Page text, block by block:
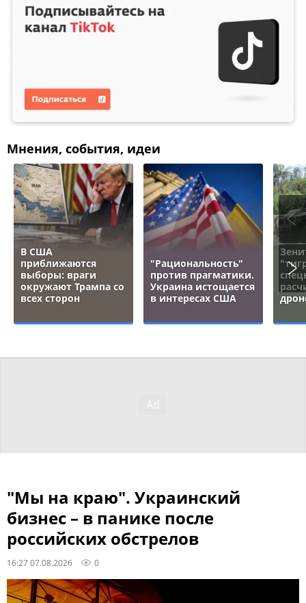
Мнения, события, идеи
В США
приближаются
выборы: враги
окружают Трампа со
всех сторон
"Рациональность"
против прагматики.
Украина истощается
в интересах США
"Мы на краю". Украинский
бизнес – в панике после
российских обстрелов
16:27 07.08.2026 0